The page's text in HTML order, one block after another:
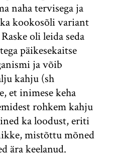
naha tervisega ja
kookosõli variant
oli leida seda
päikesekaitse
ja võib
kahju (sh
et inimese keha
rohkem kahju
ka loodust, eriti
mistõttu mõned
ära keelanud.